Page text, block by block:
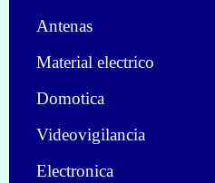
Antenas
Material electrico
Domotica
Videovigilancia
Electronica